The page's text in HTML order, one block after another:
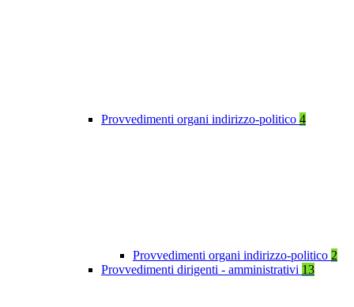
Provvedimenti organi indirizzo-politico 4
Provvedimenti organi indirizzo-politico 2
Provvedimenti dirigenti - amministrativi 13